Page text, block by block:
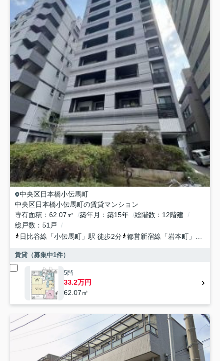
中央区日本橋小伝馬町
中央区日本橋小伝馬町の賃貸マンション
専有面積
62.07㎡ 築年月 築15年 総階数
12階建
総戸数
51戸
日比谷線 「小伝馬町 」駅 徒歩2分 都営新宿線 「岩本町 」駅 徒歩6分
賃貸（募集中1件）
5階
33.2万円
62.07㎡